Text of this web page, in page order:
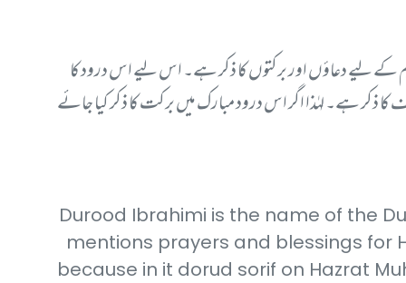
کے لیے دعاؤں اور برکتوں کا ذکر ہے۔ اس لیے اس درود کا
کا ذکر ہے۔ لہٰذا اگر اس درود مبارک میں برکت کا ذکر کیا جائے
Durood Ibrahimi is the name of the
mentions prayers and blessings for
because in it dorud sorif on Hazrat